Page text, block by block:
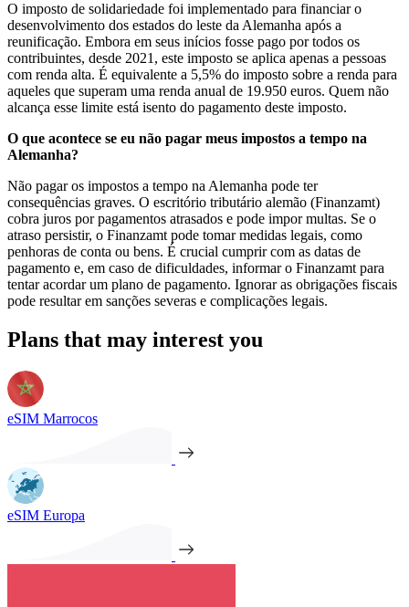
O imposto de solidariedade foi implementado para financiar o
desenvolvimento dos estados do leste da Alemanha após a
reunificação. Embora em seus inícios fosse pago por todos os
contribuintes, desde 2021, este imposto se aplica apenas a pessoas
com renda alta. É equivalente a 5,5% do imposto sobre a renda para
aqueles que superam uma renda anual de 19.950 euros. Quem não
alcança esse limite está isento do pagamento deste imposto.
O que acontece se eu não pagar meus impostos a tempo na
Alemanha?
Não pagar os impostos a tempo na Alemanha pode ter
consequências graves. O escritório tributário alemão (Finanzamt)
cobra juros por pagamentos atrasados e pode impor multas. Se o
atraso persistir, o Finanzamt pode tomar medidas legais, como
penhoras de conta ou bens. É crucial cumprir com as datas de
pagamento e, em caso de dificuldades, informar o Finanzamt para
tentar acordar um plano de pagamento. Ignorar as obrigações fiscais
pode resultar em sanções severas e complicações legais.
Plans that may interest you
eSIM Marrocos
eSIM Europa